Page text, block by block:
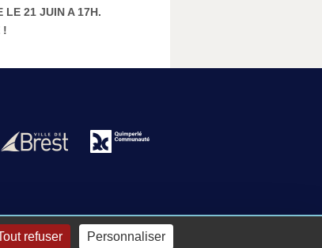
refuser Personnaliser
LE 21 JUIN A 17H.
!